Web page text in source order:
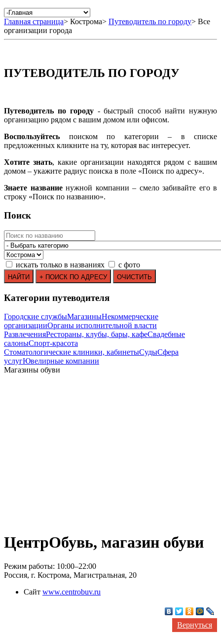
Главная страница> Кострома> Путеводитель по городу> Все
организации города
ПУТЕВОДИТЕЛЬ ПО ГОРОДУ
Путеводитель по городу- быстрый способ найти нужную
организацию рядом с вашим домом или офисом.
Воспользуйтесь поиском по категории – в списке
предложенных кликните на ту, которая вас интересует.
Хотите знать, какие организации находятся рядом с вашим
домом – укажите радиус поиска в поле «Поиск по адресу».
Знаете названиенужной компании – смело забивайте его в
строку «Поиск по названию».
Поиск
искать только в названиях с фото
Категории путеводителя
Городские службыМагазиныНекоммерческие
организацииОрганы исполнительной власти
РазвлеченияРестораны, клубы, бары, кафеСвадебные
салоныСпорт-красота
Стоматологические клиники, кабинетыСудыСфера
услугЮвелирные компании
Магазины обуви
ЦентрОбувь, магазин обуви
Режим работы: 10:00–22:00
Россия, г. Кострома, Магистральная, 20
Сайт www.centrobuv.ru
Вернуться